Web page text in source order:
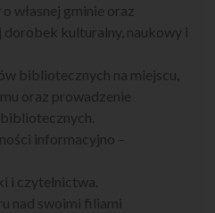
własnej gminie oraz
kulturalny, naukowy i
bibliotecznych na miejscu,
oraz prowadzenie
informacyjno –
i czytelnictwa.
nad swoimi filiami